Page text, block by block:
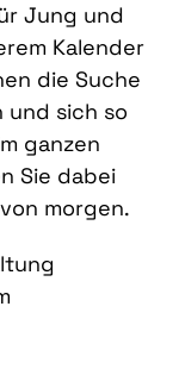
Jung und
Kalender
die Suche
und sich so
ganzen
Sie dabei
morgen.